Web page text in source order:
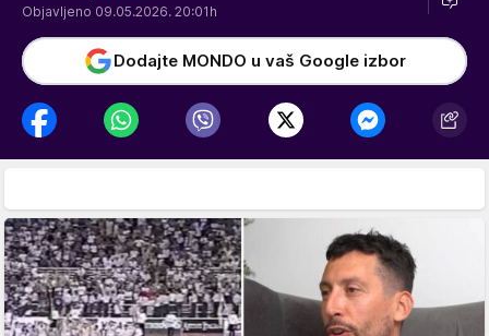
Objavljeno 09.05.2026. 20:01h
Dodajte MONDO u vaš Google izbor